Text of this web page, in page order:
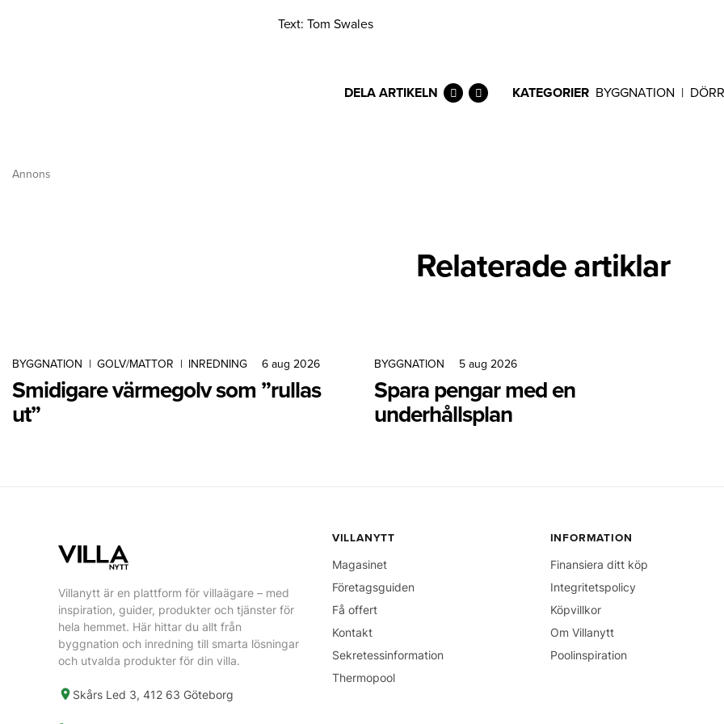
Text: Tom Swales
DELA ARTIKELN KATEGORIER BYGGNATION |
Annons
Relaterade artiklar
BYGGNATION | GOLV/MATTOR | INREDNING 6 aug 2026
Smidigare värmegolv som ”rullas
ut”
BYGGNATION 5 aug 2026
Spara pengar med en
underhållsplan
Villanytt är en plattform för villaägare – med
inspiration, guider, produkter och tjänster för
hela hemmet. Här hittar du allt från
byggnation och inredning till smarta lösningar
och utvalda produkter för din villa.
Skårs Led 3, 412 63 Göteborg
VILLANYTT
Magasinet
Företagsguiden
Få offert
Kontakt
Sekretessinformation
Thermopool
INFORMATION
Finansiera ditt köp
Integritetspolicy
Köpvillkor
Om Villanytt
Poolinspiration